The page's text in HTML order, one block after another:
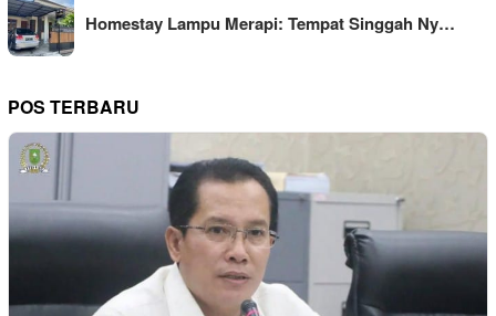
Homestay Lampu Merapi: Tempat Singgah Ny…
POS TERBARU